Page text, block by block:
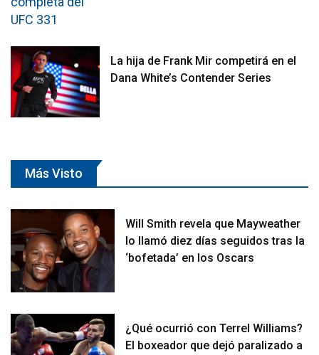
La hija de Frank Mir competirá en el
Dana White’s Contender Series
Más Visto
Will Smith revela que Mayweather
lo llamó diez días seguidos tras la
‘bofetada’ en los Oscars
¿Qué ocurrió con Terrel Williams?
El boxeador que dejó paralizado a